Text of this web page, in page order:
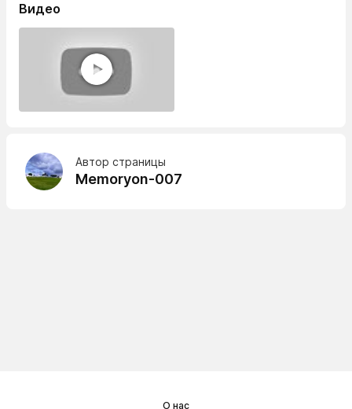
Видео
Автор страницы
Memoryon-007
О нас